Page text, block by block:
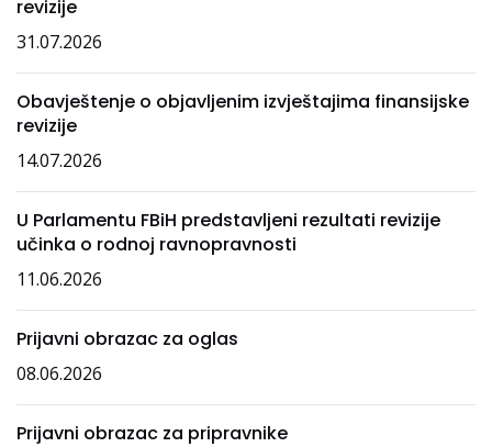
revizije
31.07.2026
Obavještenje o objavljenim izvještajima finansijske
revizije
14.07.2026
U Parlamentu FBiH predstavljeni rezultati revizije
učinka o rodnoj ravnopravnosti
11.06.2026
Prijavni obrazac za oglas
08.06.2026
Prijavni obrazac za pripravnike